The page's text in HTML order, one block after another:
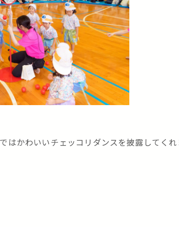
はかわいいチェッコリダンスを披露してく